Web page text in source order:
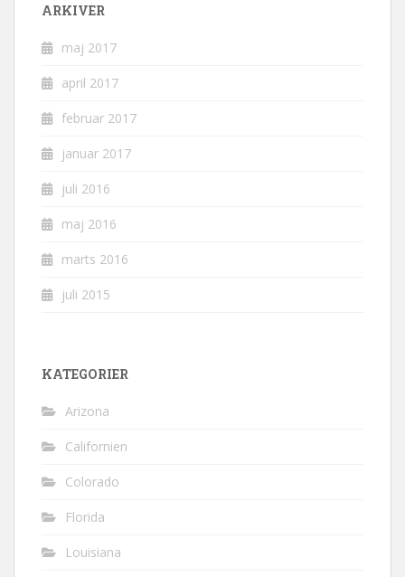
ARKIVER
maj 2017
april 2017
februar 2017
januar 2017
juli 2016
maj 2016
marts 2016
juli 2015
KATEGORIER
Arizona
Californien
Colorado
Florida
Louisiana